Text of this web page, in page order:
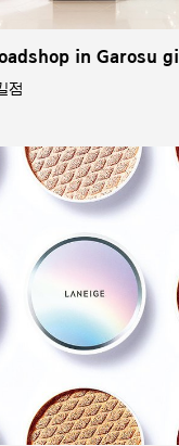
in Garosu gil
점